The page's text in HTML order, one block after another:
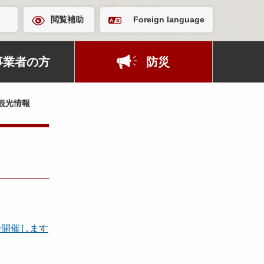
閲覧補助 Foreign language
業者の方 防災
光情報
催します